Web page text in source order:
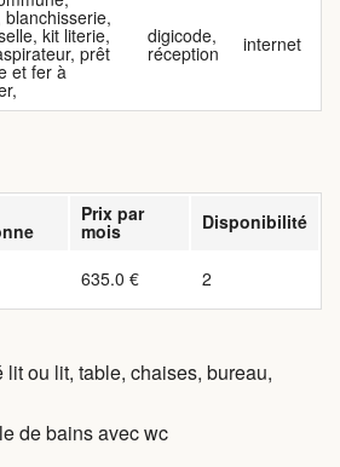
blanchisserie,
kit literie,
prêt
et fer à
digicode,
réception internet
Prix par
mois
Disponibilité
635.0 € 2
ou lit, table, chaises, bureau,
de bains avec wc